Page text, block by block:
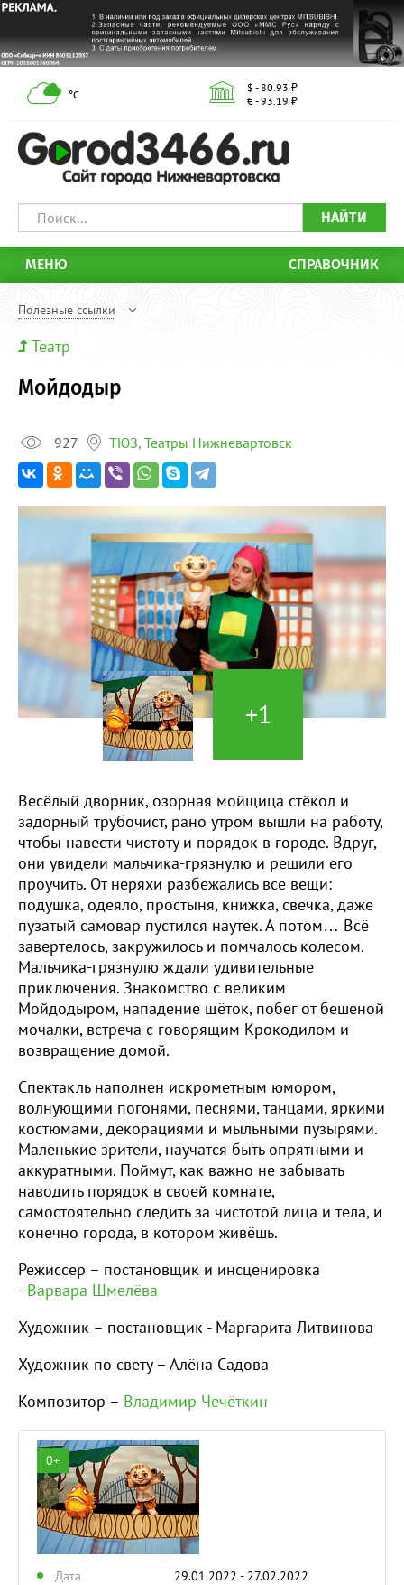
°С
$ - 80.93 ₽
€ - 93.19 ₽
НАЙТИ
МЕНЮ СПРАВОЧНИК
Полезные ссылки
Театр
Мойдодыр
927 ТЮЗ, Театры Нижневартовск
+1
Весёлый дворник, озорная мойщица стёкол и
задорный трубочист, рано утром вышли на работу,
чтобы навести чистоту и порядок в городе. Вдруг,
они увидели мальчика-грязнулю и решили его
проучить. От неряхи разбежались все вещи:
подушка, одеяло, простыня, книжка, свечка, даже
пузатый самовар пустился наутек. А потом… Всё
завертелось, закружилось и помчалось колесом.
Мальчика-грязнулю ждали удивительные
приключения. Знакомство с великим
Мойдодыром, нападение щёток, побег от бешеной
мочалки, встреча с говорящим Крокодилом и
возвращение домой.
Спектакль наполнен искрометным юмором,
волнующими погонями, песнями, танцами, яркими
костюмами, декорациями и мыльными пузырями.
Маленькие зрители, научатся быть опрятными и
аккуратными. Поймут, как важно не забывать
наводить порядок в своей комнате,
самостоятельно следить за чистотой лица и тела, и
конечно города, в котором живёшь.
Режиссер – постановщик и инсценировка
- Варвара Шмелёва
Художник – постановщик - Маргарита Литвинова
Художник по свету – Алёна Садова
Композитор – Владимир Чечёткин
0+
Дата 29.01.2022 - 27.02.2022